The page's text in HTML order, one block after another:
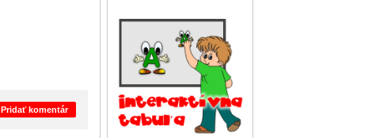
Pridať komentár